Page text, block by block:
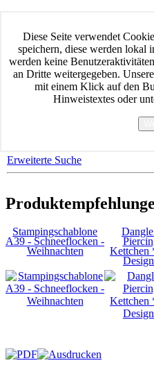
Diese Seite verwendet
speichern, diese werden lokal
werden keine
an Dritte weitergegeben.
mit einem Klick auf den
Hinweistextes oder
AGB Waren &
Impressum
Widerrufsbelehrung
Versand & Zahlung
Kontakt
Erweiterte Suche
Stampingschablone
A39 - Schneeflocken -
Weihnachten
Kettchen